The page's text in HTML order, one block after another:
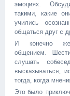
эмоциях.
такими, какие
учились
общаться друг с
И конечно
общением.
слушать
высказываться,
тогда, когда
Это было